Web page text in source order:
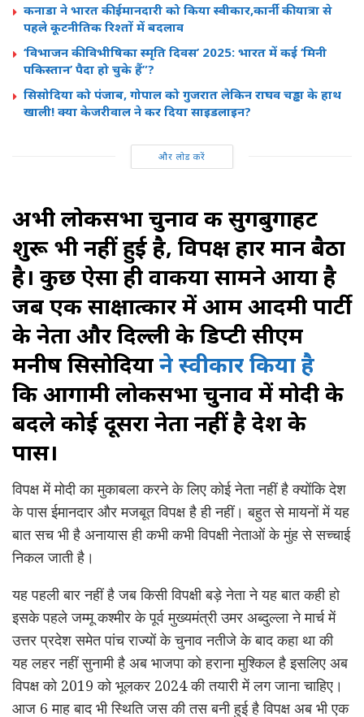
कनाडा ने भारत की ईमानदारी को किया स्वीकार,कार्नी की यात्रा से
पहले कूटनीतिक रिश्तों में बदलाव
‘विभाजन की विभीषिका स्मृति दिवस’ 2025: भारत में कई ‘मिनी
पकिस्तान’ पैदा हो चुके हैं”?
सिसोदिया को पंजाब, गोपाल को गुजरात लेकिन राघव चड्ढा के हाथ
खाली! क्या केजरीवाल ने कर दिया साइडलाइन?
और लोड करें
अभी लोकसभा चुनाव की सुगबुगाहट
शुरू भी नहीं हुई है, विपक्ष हार मान बैठा
है। कुछ ऐसा ही वाकया सामने आया है
जब एक साक्षात्कार में आम आदमी पार्टी
के नेता और दिल्ली के डिप्टी सीएम
मनीष सिसोदियाने स्वीकार किया है
किआगामीलोकसभा चुनाव में मोदी के
बदले कोई दूसरा नेता नहीं है देश के
पास।
विपक्ष में मोदी का मुकाबला करने के लिए कोई नेता नहीं है क्योंकि देश
के पास ईमानदार और मजबूत विपक्ष है ही नहीं। बहुत से मायनों में यह
बात सच भी है अनायास ही कभी कभी विपक्षी नेताओं के मुंह से सच्चाई
निकल जाती है।
यह पहली बार नहीं है जब किसी विपक्षी बड़े नेता ने यह बात कही हो
इसके पहले जम्मू कश्मीर के पूर्व मुख्यमंत्री उमर अब्दुल्ला ने मार्च में
उत्तर प्रदेश समेत पांच राज्यों के चुनाव नतीजे के बाद कहा था की
यह लहर नहीं सुनामी है अब भाजपा को हराना मुश्किल है इसलिए अब
विपक्ष को 2019 को भूलकर 2024 की तयारी में लग जाना चाहिए।
आज 6 माह बाद भी स्थिति जस की तस बनी हुई है विपक्ष अब भी एक